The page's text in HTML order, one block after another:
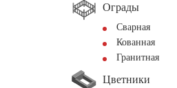
Ограды
Сварная
Кованная
Гранитная
Цветники